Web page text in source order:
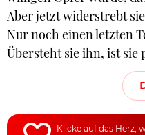
Aber jetzt widerstrebt
Nur noch einen letzten
Übersteht sie ihn, ist sie
Klicke auf das Herz,